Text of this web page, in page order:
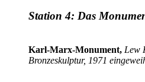
Station 4: Das
Karl-Marx-Monument, Lew
Bronzeskulptur, 1971